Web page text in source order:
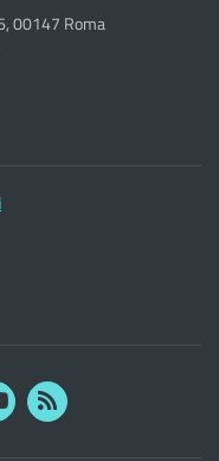
00147 Roma
YouTubeRSS